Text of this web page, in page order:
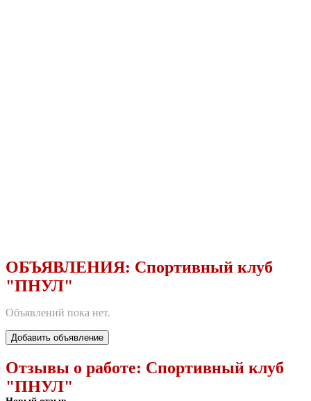
ОБЪЯВЛЕНИЯ: Спортивный клуб
"ПНУЛ"
Объявлений пока нет.
Добавить объявление
Отзывы о работе: Спортивный клуб
"ПНУЛ"